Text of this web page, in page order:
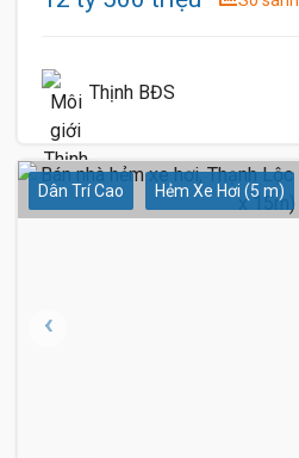
Thịnh BĐS
Dân Trí Cao Hẻm Xe Hơi (5 m)